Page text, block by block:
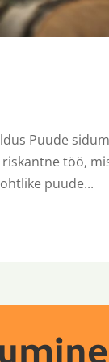
Puude
töö,
puude...